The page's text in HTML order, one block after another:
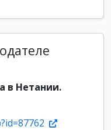
в Нетании.